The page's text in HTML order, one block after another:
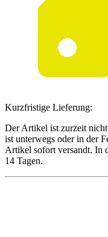
Kurzfristige Lieferung:
Der Artikel ist zurzeit
ist unterwegs oder in der
Artikel sofort versandt. In
14 Tagen.